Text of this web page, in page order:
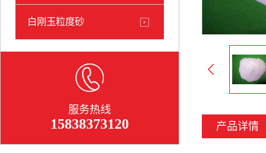
白刚玉粒度砂
服务热线
15838373120 产品详情